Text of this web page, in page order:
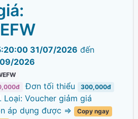
31/07/2026 đến
2026
Đơn tối thiểu 300,000đ
. Loại: Voucher giảm giá
áp dụng được =>
Copy ngay